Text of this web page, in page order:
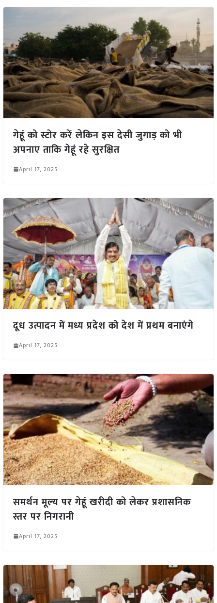
गेहूं को स्टोर करें लेकिन इस देसी जुगाड़ को भी
अपनाए ताकि गेहूं रहे सुरक्षित
April 17, 2025
दूध उत्पादन में मध्य प्रदेश को देश में प्रथम बनाएंगे
April 17, 2025
समर्थन मूल्य पर गेहूं खरीदी को लेकर प्रशासनिक
स्तर पर निगरानी
April 17, 2025